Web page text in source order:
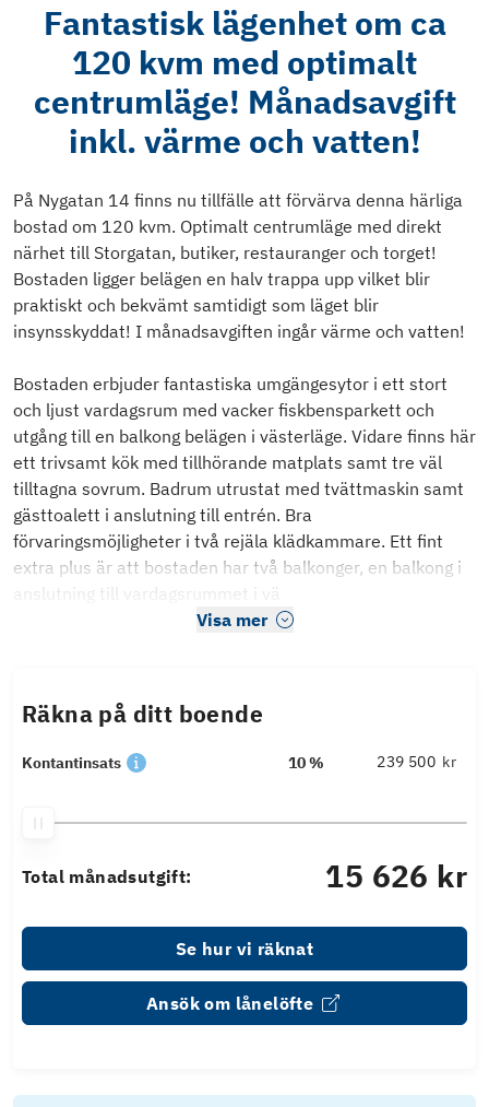
Fantastisk lägenhet om ca
120 kvm med optimalt
centrumläge! Månadsavgift
inkl. värme och vatten!
På Nygatan 14 finns nu tillfälle att förvärva denna härliga
bostad om 120 kvm. Optimalt centrumläge med direkt
närhet till Storgatan, butiker, restauranger och torget!
Bostaden ligger belägen en halv trappa upp vilket blir
praktiskt och bekvämt samtidigt som läget blir
insynsskyddat! I månadsavgiften ingår värme och vatten!
Bostaden erbjuder fantastiska umgängesytor i ett stort
och ljust vardagsrum med vacker fiskbensparkett och
utgång till en balkong belägen i västerläge. Vidare finns här
ett trivsamt kök med tillhörande matplats samt tre väl
tilltagna sovrum. Badrum utrustat med tvättmaskin samt
gästtoalett i anslutning till entrén. Bra
förvaringsmöjligheter i två rejäla klädkammare. Ett fint
extra plus är att bostaden har två balkonger, en balkong i
anslutning till vardagsrummet i vä
Visa mer
Räkna på ditt boende
Kontantinsats 10 % kr
Total månadsutgift: 15 626 kr
Se hur vi räknat
Ansök om lånelöfte